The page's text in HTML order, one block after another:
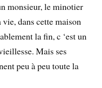
monsieur, le minotier
vie, dans cette maison
la fin, c ‘est un
Mais ses
peu à peu toute la